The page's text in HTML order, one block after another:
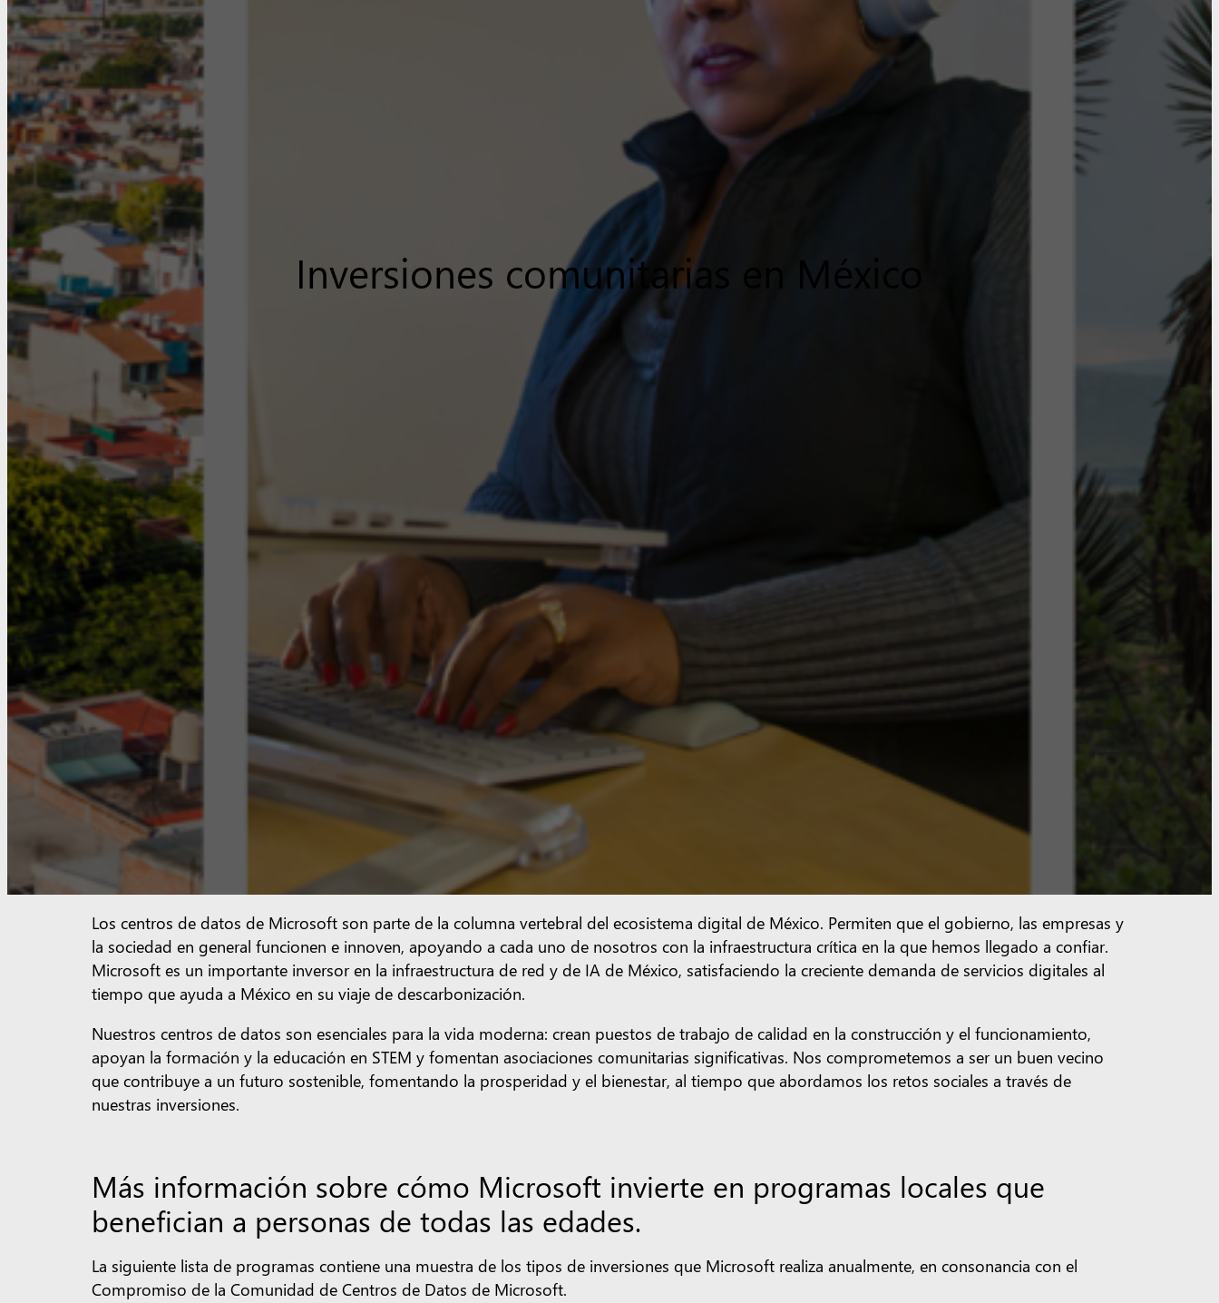
Inversiones comunitarias en México
Los centros de datos de Microsoft son parte de la columna vertebral del ecosistema digital de México. Permiten que el gobierno, las empresas y
la sociedad en general funcionen e innoven, apoyando a cada uno de nosotros con la infraestructura crítica en la que hemos llegado a confiar.
Microsoft es un importante inversor en la infraestructura de red y de IA de México, satisfaciendo la creciente demanda de servicios digitales al
tiempo que ayuda a México en su viaje de descarbonización.
Nuestros centros de datos son esenciales para la vida moderna: crean puestos de trabajo de calidad en la construcción y el funcionamiento,
apoyan la formación y la educación en STEM y fomentan asociaciones comunitarias significativas. Nos comprometemos a ser un buen vecino
que contribuye a un futuro sostenible, fomentando la prosperidad y el bienestar, al tiempo que abordamos los retos sociales a través de
nuestras inversiones.
Más información sobre cómo Microsoft invierte en programas locales que
benefician a personas de todas las edades.
La siguiente lista de programas contiene una muestra de los tipos de inversiones que Microsoft realiza anualmente, en consonancia con el
Compromiso de la Comunidad de Centros de Datos de Microsoft.